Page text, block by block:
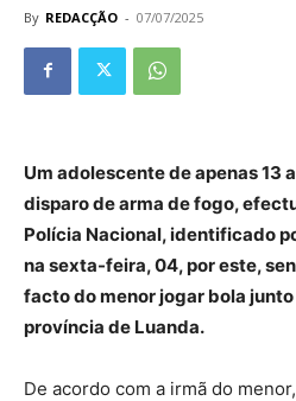
By REDACÇÃO - 07/07/2025
Um adolescente de apenas 13
disparo de arma de fogo,
Polícia Nacional, identificado
na sexta-feira, 04, por este,
facto do menor jogar bola
província de Luanda.
De acordo com a irmã do